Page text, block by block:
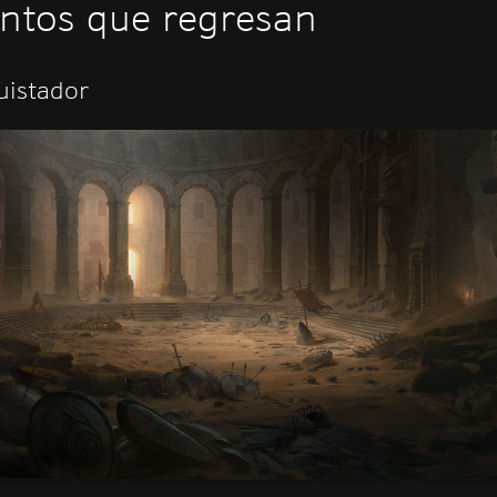
que regresan